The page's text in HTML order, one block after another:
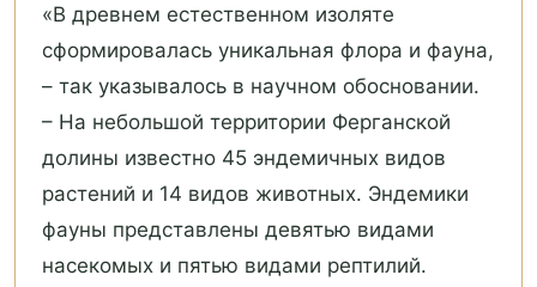
«В древнем естественном изоляте
сформировалась уникальная флора и фауна,
– так указывалось в научном обосновании.
– На небольшой территории Ферганской
долины известно 45 эндемичных видов
растений и 14 видов животных. Эндемики
фауны представлены девятью видами
насекомых и пятью видами рептилий.